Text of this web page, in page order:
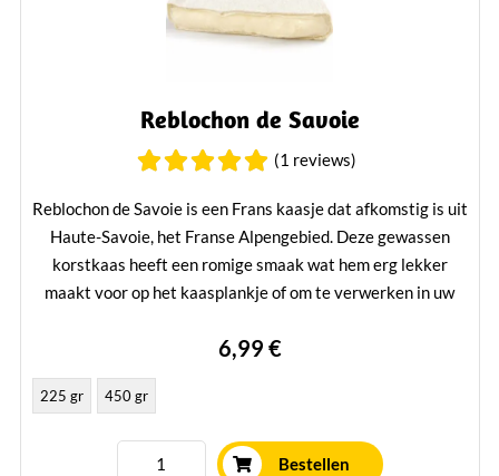
Reblochon de Savoie
(1 reviews)
Reblochon de Savoie is een Frans kaasje dat afkomstig is uit
Haute-Savoie, het Franse Alpengebied. Deze gewassen
korstkaas heeft een romige smaak wat hem erg lekker
maakt voor op het kaasplankje of om te verwerken in uw
Mehr erfahren
6,99 €
225 gr 450 gr
Bestellen